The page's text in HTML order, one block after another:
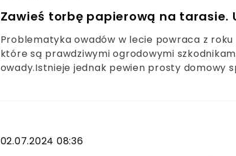
Zawieś torbę papierową na tarasie.
Problematyka owadów w lecie powraca z
które są prawdziwymi ogrodowymi
owady.Istnieje jednak pewien prosty domowy
02.07.2024 08:36